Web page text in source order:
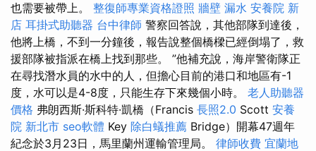
也需要被帶上。 整復師專業資格證照 牆壁 漏水 安養院 新
店 耳掛式助聽器 台中律師 警察回答說，其他部隊到達後，
他將上橋，不到一分鐘後，報告說整個橋樑已經倒塌了，救
援部隊被指派在橋上找到那些。 ”他補充說，海岸警衛隊正
在尋找潛水員的水中的人，但擔心目前的港口和地區有-1
度，水可以是4-8度，只能生存下來幾個小時。 老人助聽器
價格 弗朗西斯·斯科特·凱橋（Francis 長照2.0 Scott 安養
院 新北市 seo軟體 Key 除白蟻推薦 Bridge）開幕47週年
紀念於3月23日，馬里蘭州運輸管理局。 律師收費 宜蘭地